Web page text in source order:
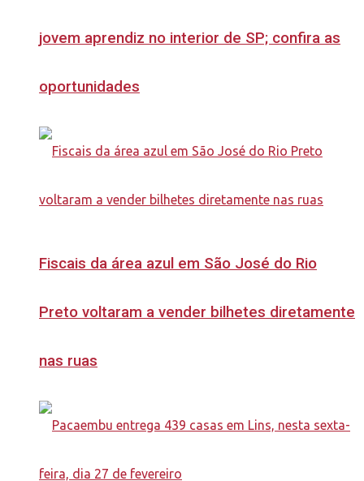
jovem aprendiz no interior de SP; confira as
oportunidades
Fiscais da área azul em São José do Rio
Preto voltaram a vender bilhetes diretamente
nas ruas